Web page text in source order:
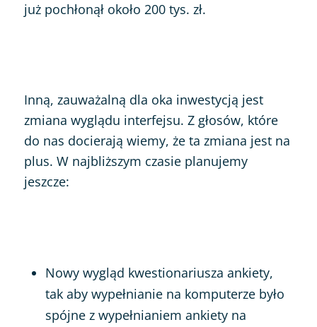
już pochłonął około 200 tys. zł.
Inną, zauważalną dla oka inwestycją jest
zmiana wyglądu interfejsu. Z głosów, które
do nas docierają wiemy, że ta zmiana jest na
plus. W najbliższym czasie planujemy
jeszcze:
Nowy wygląd kwestionariusza ankiety,
tak aby wypełnianie na komputerze było
spójne z wypełnianiem ankiety na